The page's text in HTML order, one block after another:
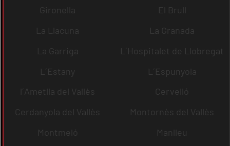
Gironella
El Brull
La Llacuna
La Granada
La Garriga
L´Hospitalet de Llobregat
L´Estany
L´Espunyola
l´Ametlla del Vallès
Cervelló
Cerdanyola del Vallès
Montornès del Vallès
Montmeló
Manlleu